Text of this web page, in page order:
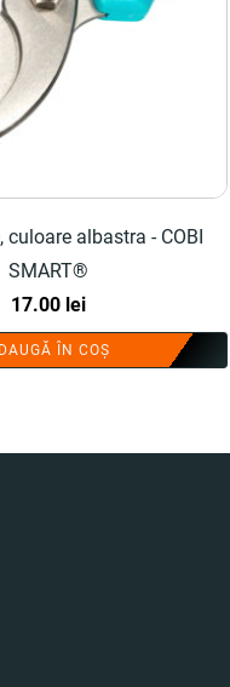
culoare albastra - COBI
SMART®
17.00 lei
ÎN COȘ